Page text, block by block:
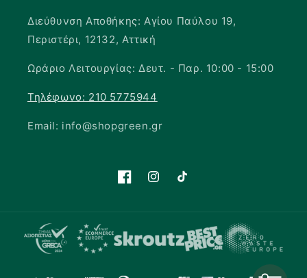
Διεύθυνση Αποθήκης: Αγίου Παύλου 19,
Περιστέρι, 12132, Αττική
Ωράριο Λειτουργίας: Δευτ. - Παρ. 10:00 - 15:00
Τηλέφωνο: 210 5775944
Email: info@shopgreen.gr
FacebookInstagramTikTok